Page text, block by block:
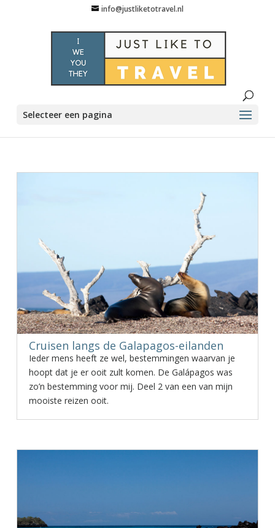
info@justliketotravel.nl
Selecteer een pagina
Cruisen langs de Galapagos-eilanden
Ieder mens heeft ze wel, bestemmingen waarvan je
hoopt dat je er ooit zult komen. De Galápagos was
zo’n bestemming voor mij. Deel 2 van een van mijn
mooiste reizen ooit.